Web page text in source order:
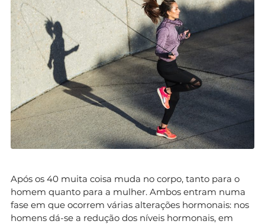
Após os 40 muita coisa muda no corpo, tanto para o
homem quanto para a mulher. Ambos entram numa
fase em que ocorrem várias alterações hormonais: nos
homens dá-se a redução dos níveis hormonais, em